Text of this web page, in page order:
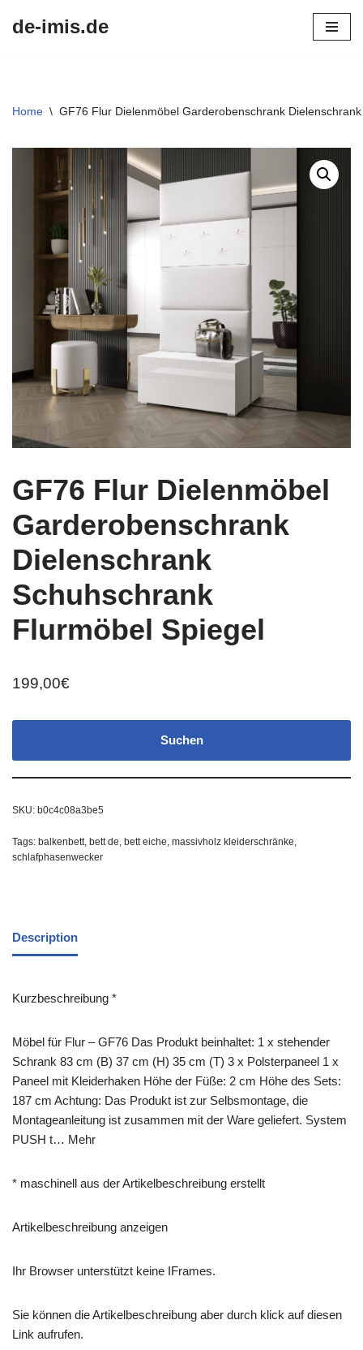
de-imis.de
Home \ GF76 Flur Dielenmöbel Garderobenschrank
GF76 Flur Dielenmöbel
Garderobenschrank
Dielenschrank
Schuhschrank
Flurmöbel Spiegel
199,00€
Suchen
SKU: b0c4c08a3be5
Tags: balkenbett, bett de, bett eiche, massivholz kleiderschränke,
schlafphasenwecker
Description
Kurzbeschreibung *
Möbel für Flur – GF76 Das Produkt beinhaltet: 1 x stehender
Schrank 83 cm (B) 37 cm (H) 35 cm (T) 3 x Polsterpaneel 1 x
Paneel mit Kleiderhaken Höhe der Füße: 2 cm Höhe des Sets:
187 cm Achtung: Das Produkt ist zur Selbsmontage, die
Montageanleitung ist zusammen mit der Ware geliefert. System
PUSH t… Mehr
* maschinell aus der Artikelbeschreibung erstellt
Artikelbeschreibung anzeigen
Ihr Browser unterstützt keine IFrames.
Sie können die Artikelbeschreibung aber durch klick auf diesen
Link aufrufen.